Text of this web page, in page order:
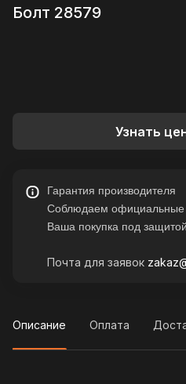
Болт 28579
Узнать
Гарантия производителя
Соблюдаем официальные
Ваша покупка под
Почта для заявок
Описание Оплата